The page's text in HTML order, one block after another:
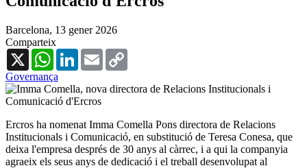
Barcelona, 13 gener 2026
Comparteix
X
WhatsAppLinkedInEmail
Governança
Ercros ha nomenat Imma Comella Pons directora de Relacions
Institucionals i Comunicació, en substitució de Teresa Conesa, que
deixa l'empresa després de 30 anys al càrrec, i a qui la companyia
agraeix els seus anys de dedicació i el treball desenvolupat al